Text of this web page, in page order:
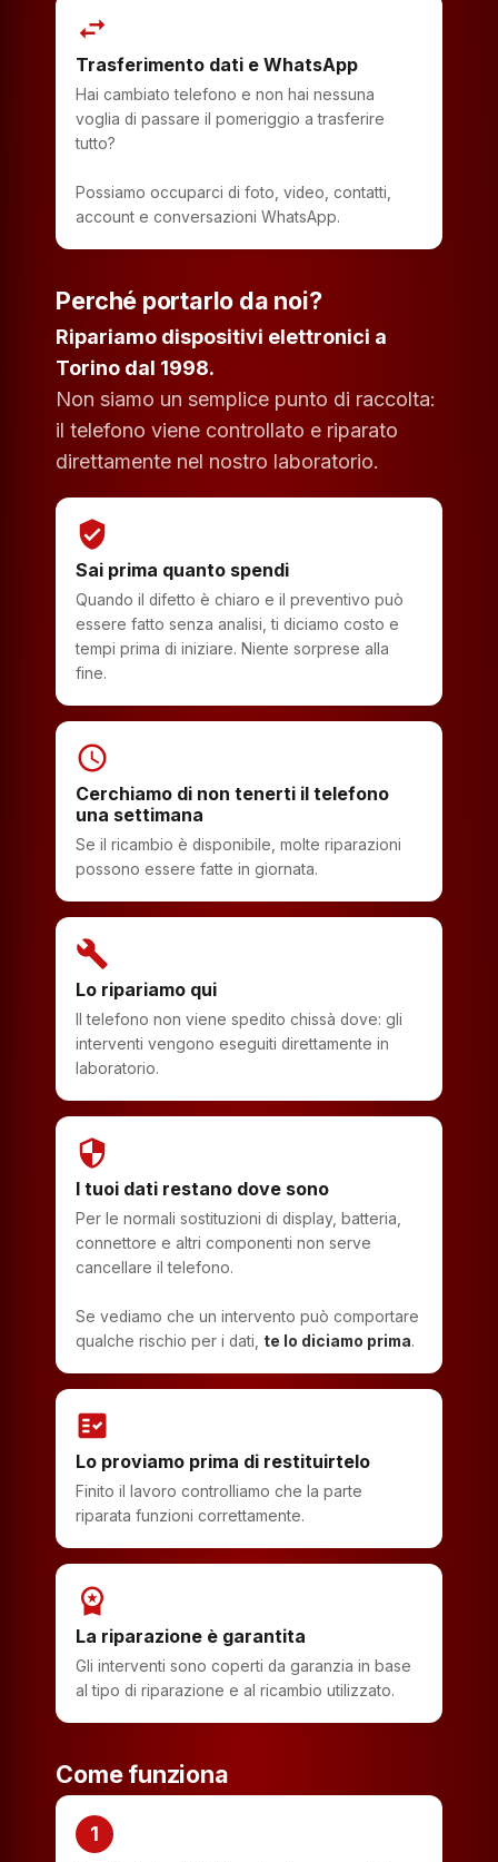
swap_horiz
Trasferimento dati e WhatsApp
Hai cambiato telefono e non hai nessuna
voglia di passare il pomeriggio a trasferire
tutto?
Possiamo occuparci di foto, video, contatti,
account e conversazioni WhatsApp.
Perché portarlo da noi?
Ripariamo dispositivi elettronici a
Torino dal 1998.
Non siamo un semplice punto di raccolta:
il telefono viene controllato e riparato
direttamente nel nostro laboratorio.
verified_user
Sai prima quanto spendi
Quando il difetto è chiaro e il preventivo può
essere fatto senza analisi, ti diciamo costo e
tempi prima di iniziare. Niente sorprese alla
fine.
schedule
Cerchiamo di non tenerti il telefono
una settimana
Se il ricambio è disponibile, molte riparazioni
possono essere fatte in giornata.
build
Lo ripariamo qui
Il telefono non viene spedito chissà dove: gli
interventi vengono eseguiti direttamente in
laboratorio.
security
I tuoi dati restano dove sono
Per le normali sostituzioni di display, batteria,
connettore e altri componenti non serve
cancellare il telefono.
Se vediamo che un intervento può comportare
qualche rischio per i dati, te lo diciamo prima.
fact_check
Lo proviamo prima di restituirtelo
Finito il lavoro controlliamo che la parte
riparata funzioni correttamente.
workspace_premium
La riparazione è garantita
Gli interventi sono coperti da garanzia in base
al tipo di riparazione e al ricambio utilizzato.
Come funziona
1